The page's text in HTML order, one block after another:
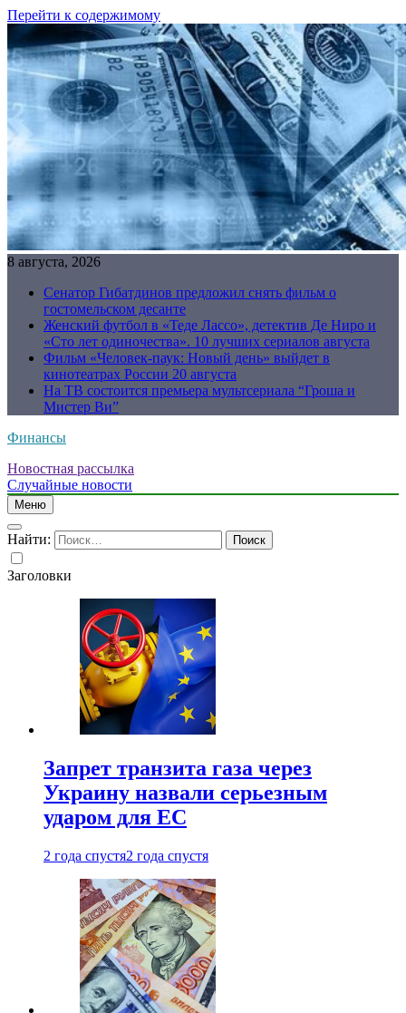
Перейти к содержимому
8 августа, 2026
Сенатор Гибатдинов предложил снять фильм о
гостомельском десанте
Женский футбол в «Теде Лассо», детектив Де Ниро и
«Сто лет одиночества». 10 лучших сериалов августа
Фильм «Человек-паук: Новый день» выйдет в
кинотеатрах России 20 августа
На ТВ состоится премьера мультсериала “Гроша и
Мистер Ви”
Финансы
Новостная рассылка
Случайные новости
Меню
Найти:
Заголовки
Запрет транзита газа через
Украину назвали серьезным
ударом для ЕС
2 года спустя2 года спустя